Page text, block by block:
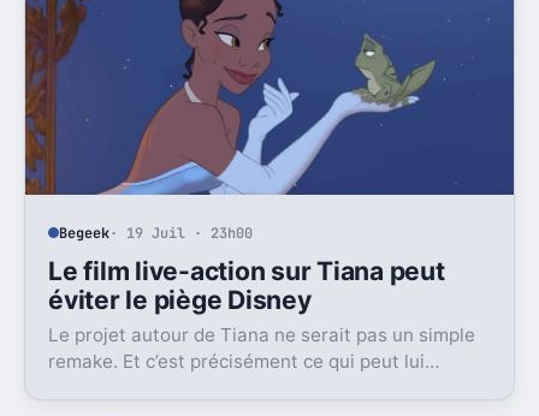
Begeek· 19 Juil · 23h00
Le film live-action sur Tiana peut
éviter le piège Disney
Le projet autour de Tiana ne serait pas un simple
remake. Et c’est précisément ce qui peut lui